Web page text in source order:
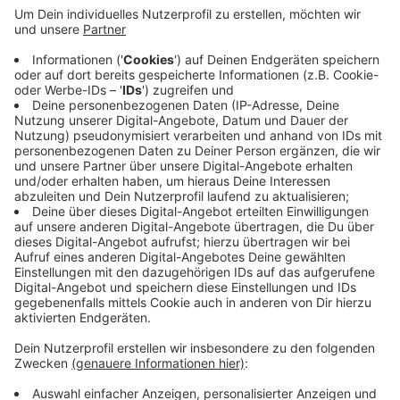
Nach einem ersten Überblick sind zwei Autos
zusammengeprallt. Ein Auto ist in den Graben
geschleudert, ein anderes ist in die Mittelleitplanke
geknallt. Menschen sind nicht verletzt. Die Polizei
nimmt den Unfall gerade auf und sichert Spuren, um
die Ursache zu klären. Kurzfristig soll die Autobahn
wieder frei sein.
Anzeige
Anzeige